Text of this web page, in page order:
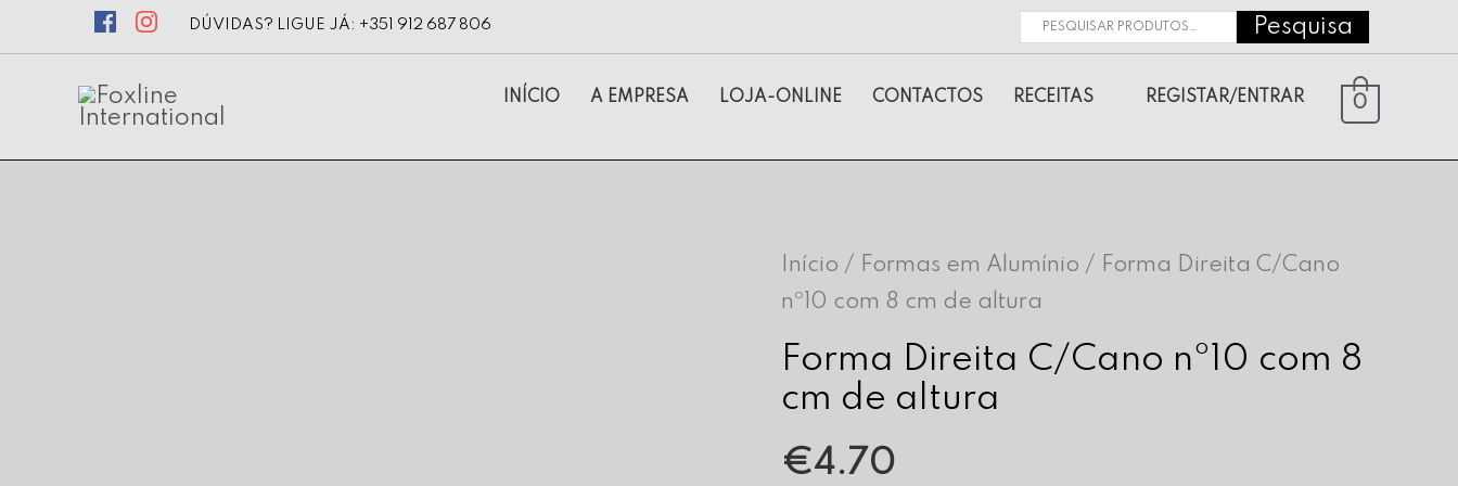
DÚVIDAS? LIGUE JÁ: +351 912 687 806
Pesquisar
Pesquisa
INÍCIO A EMPRESA LOJA-ONLINE CONTACTOS RECEITAS REGISTAR/ENTRAR 0
Início / Formas em Alumínio / Forma Direita C/Cano
nº10 com 8 cm de altura
Forma Direita C/Cano nº10 com 8
cm de altura
€4.70